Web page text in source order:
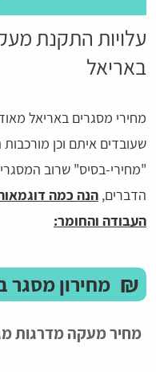
עלויות התקנת
באריאל
מחירי מסגרים באריאל
שעובדים איתם וכן
"מחירי-בסיס" שרוב
הדברים, הנה כמה
העבודה והחומר:
₪ מחירון מסגר
מחיר מעקה מדרגות